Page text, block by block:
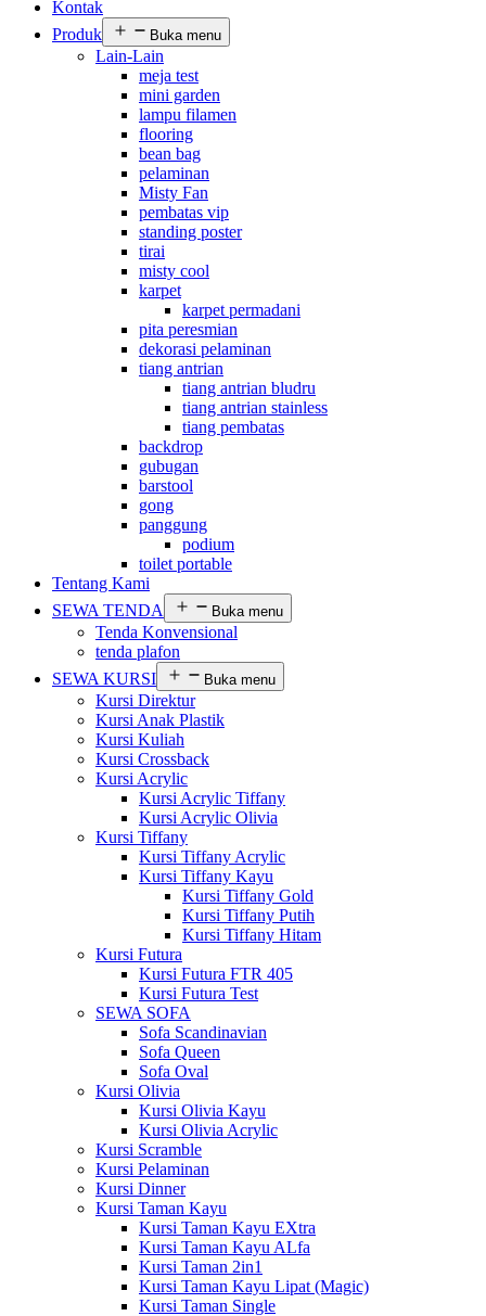
Kontak
Produk
Buka menu
Lain-Lain
meja test
mini garden
lampu filamen
flooring
bean bag
pelaminan
Misty Fan
pembatas vip
standing poster
tirai
misty cool
karpet
karpet permadani
pita peresmian
dekorasi pelaminan
tiang antrian
tiang antrian bludru
tiang antrian stainless
tiang pembatas
backdrop
gubugan
barstool
gong
panggung
podium
toilet portable
Tentang Kami
SEWA TENDA
Buka menu
Tenda Konvensional
tenda plafon
SEWA KURSI
Buka menu
Kursi Direktur
Kursi Anak Plastik
Kursi Kuliah
Kursi Crossback
Kursi Acrylic
Kursi Acrylic Tiffany
Kursi Acrylic Olivia
Kursi Tiffany
Kursi Tiffany Acrylic
Kursi Tiffany Kayu
Kursi Tiffany Gold
Kursi Tiffany Putih
Kursi Tiffany Hitam
Kursi Futura
Kursi Futura FTR 405
Kursi Futura Test
SEWA SOFA
Sofa Scandinavian
Sofa Queen
Sofa Oval
Kursi Olivia
Kursi Olivia Kayu
Kursi Olivia Acrylic
Kursi Scramble
Kursi Pelaminan
Kursi Dinner
Kursi Taman Kayu
Kursi Taman Kayu EXtra
Kursi Taman Kayu ALfa
Kursi Taman 2in1
Kursi Taman Kayu Lipat (Magic)
Kursi Taman Single